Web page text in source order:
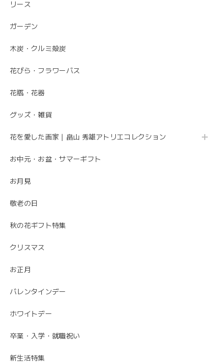
リース
ガーデン
木炭・クルミ殻炭
花びら・フラワーバス
花瓶・花器
グッズ・雑貨
花を愛した画家｜畠山 秀雄アトリエコレクション
お中元・お盆・サマーギフト
お月見
敬老の日
秋の花ギフト特集
クリスマス
お正月
バレンタインデー
ホワイトデー
卒業・入学・就職祝い
新生活特集
いただきます。
うございました。